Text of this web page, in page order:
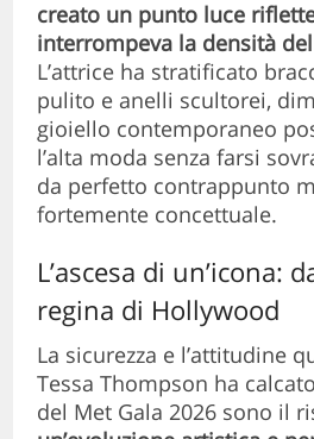
creato un punto luce
interrompeva la densità
L’attrice ha stratificato
pulito e anelli scultorei,
gioiello contemporaneo
l’alta moda senza farsi
da perfetto contrappunto
fortemente concettuale.
L’ascesa di un’icona:
regina di Hollywood
La sicurezza e l’attitudine
Tessa Thompson ha
del Met Gala 2026 sono il